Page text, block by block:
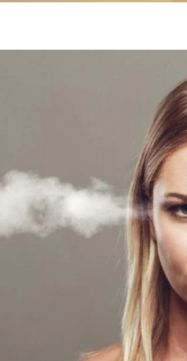
O que a sua
Emoções